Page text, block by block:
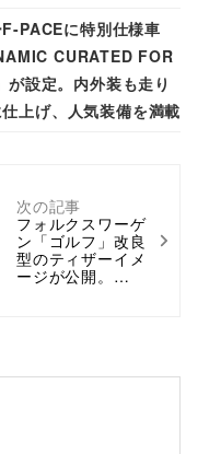
次の記事
フォルクスワーゲ
ン「ゴルフ」改良
型のティザーイメ
ージが公開。…
PACEに特別仕様車
CURATED FOR
が設定。内外装も走り
上げ、人気装備を満載